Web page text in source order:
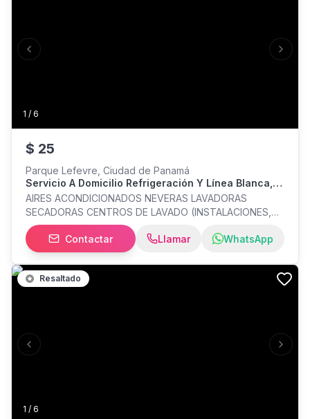
1 / 6
Previous slide Next
$ 25
Parque Lefevre, Ciudad de Panamá
Servicio A Domicilio Refrigeración Y Línea Blanca,
Instalaciones, Mantenimiento Y Reparación.
Whatsaap
AIRES ACONDICIONADOS NEVERAS LAVADORAS
SECADORAS CENTROS DE LAVADO (INSTALACIONES,
MANTENIMIENTO Y REPARACIÓN) CUBRIMOS TODA EL
ÁREA DE PANAMA Y PANAMA OESTE, CONTÁCTANOS
YA!!!!!! WHATSAAP
Contactar Llamar WhatsApp
1 / 6
Previous slide Next
Resaltado